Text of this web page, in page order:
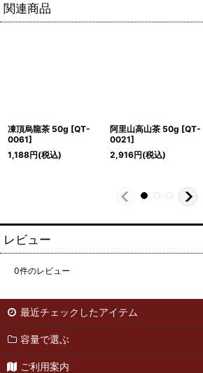
関連商品
凍頂烏龍茶 50g [QT-
0061]
1,188円(税込)
阿里山高山茶 50g [QT-
0021]
2,916円(税込)
レビュー
0件のレビュー
最近チェックしたアイテム
容量で選ぶ
ご利用案内